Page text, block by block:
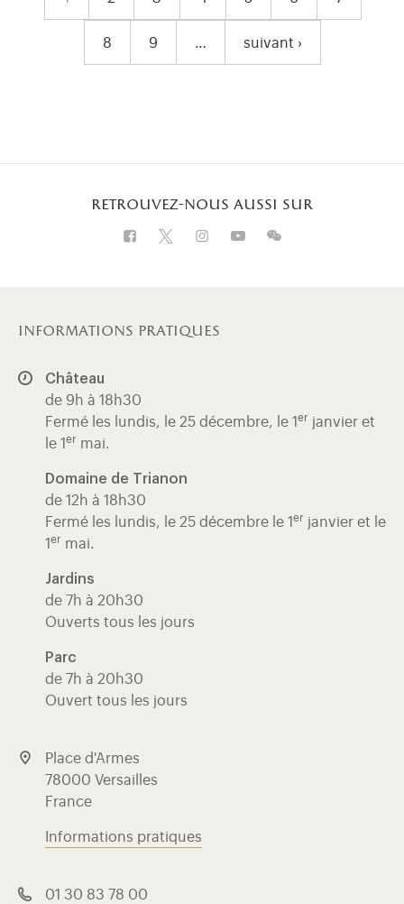
Page
8 Page
9 … Page suivante
suivant ›
retrouvez-nous aussi sur
Visitez notre Facebook (ouverture dans
Visitez notre X (ouverture dans un
Visitez notre Instagram
Visitez notre WeChat
Visitez notre
informations pratiques
Château
de 9h à 18h30
Fermé les lundis, le 25 décembre, le 1 er janvier et
le 1 er mai.
Domaine de Trianon
de 12h à 18h30
Fermé les lundis, le 25 décembre le 1 er janvier et le
1 er mai.
Jardins
de 7h à 20h30
Ouverts tous les jours
Parc
de 7h à 20h30
Ouvert tous les jours
Place d'Armes
78000 Versailles
France
Informations pratiques
01 30 83 78 00